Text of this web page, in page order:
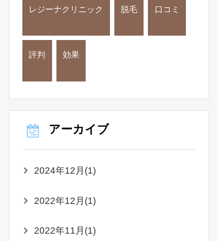
レジーナクリニック 脱毛 口コミ
評判 効果
アーカイブ
2024年12月(1)
2022年12月(1)
2022年11月(1)